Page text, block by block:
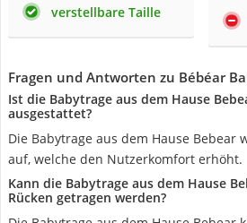
verstellbare Taille
Fragen und Antworten zu Bébéar
Ist die Babytrage aus dem Hause
ausgestattet?
Die Babytrage aus dem Hause Bebear
auf, welche den Nutzerkomfort erhöht.
Kann die Babytrage aus dem Hause
Rücken getragen werden?